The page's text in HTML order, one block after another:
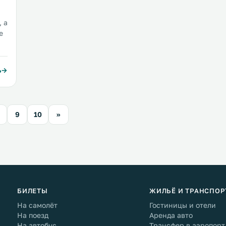
а
9 10 »
БИЛЕТЫ
На самолёт
На поезд
ЖИЛЬЁ И
Гостиницы и отели
Аренда авто